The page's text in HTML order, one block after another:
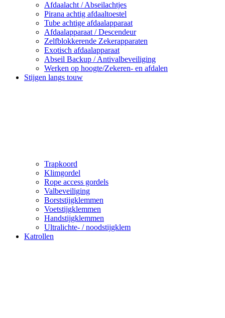
Afdaalacht / Abseilachtjes
Pirana achtig afdaaltoestel
Tube achtige afdaalapparaat
Afdaalapparaat / Descendeur
Zelfblokkerende Zekerapparaten
Exotisch afdaalapparaat
Abseil Backup / Antivalbeveiliging
Werken op hoogte/Zekeren- en afdalen
Stijgen langs touw
Trapkoord
Klimgordel
Rope access gordels
Valbeveiliging
Borststijgklemmen
Voetstijgklemmen
Handstijgklemmen
Ultralichte- / noodstijgklem
Katrollen